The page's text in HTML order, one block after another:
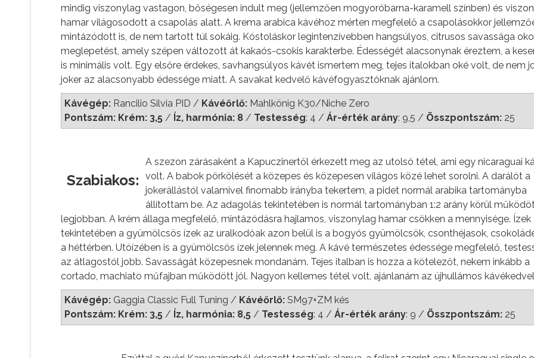
mindig viszonylag vastagon, bőségesen indult meg (jellemzően mogyoróbarna-karamell színben) és
hamar világosodott a csapolás alatt. A krema arabica kávéhoz mérten megfelelő a csapolásokkor
mintázódott is, de nem tartott túl sokáig. Kóstoláskor legintenzívebben hangsúlyos, citrusos savassága
meglepetést, amely szépen változott át kakaós-csokis karakterbe. Édességét alacsonynak éreztem, a
is minimális volt. Egy elsőre érdekes, savhangsúlyos kávét ismertem meg, tejes italokban oké volt, de nem
joker az alacsonyabb édessége miatt. A savakat kedvelő kávéfogyasztóknak ajánlom.
Kávégép: Rancilio Silvia PID / Kávéőrlő: Mahlkönig K30/Niche Zero
Pontszám: Krém: 3,5 / Íz, harmónia: 8 / Testesség: 4 / Ár-érték arány: 9,5 / Összpontszám: 25
Szabiakos:
A szezon zárásaként a Kapuczinertől érkezett meg az utolsó tétel, ami egy nicaraguai
volt. A babok pörkölését a közepes és közepesen világos közé lehet sorolni. A darálót a
jokerállástól valamivel finomabb irányba tekertem, a pidet normál arabika tartományba
állítottam be. Az adagolás tekintetében is normál tartományban 1:2 arány körül
legjobban. A krém állaga megfelelő, mintázódásra hajlamos, viszonylag hamar csökken a mennyisége. Ízek
tekintetében a gyümölcsös ízek az uralkodóak azon belül is a bogyós gyümölcsök, csonthéjasok,
a héttérben. Utóízében is a gyümölcsös ízek jelennek meg. A kávé természetes édessége megfelelő,
az átlagostól jobb. Savasságát közepesnek mondanám. Tejes italban is hozza a kötelezőt, nekem inkább a
cortado, machiato műfajban működött jól. Nagyon kellemes tétel volt, ajánlanám az újhullámos
Kávégép: Gaggia Classic Full Tuning / Kávéőrlő: SM97+ZM kés
Pontszám: Krém: 3,5 / Íz, harmónia: 8,5 / Testesség: 4 / Ár-érték arány: 9 / Összpontszám: 25